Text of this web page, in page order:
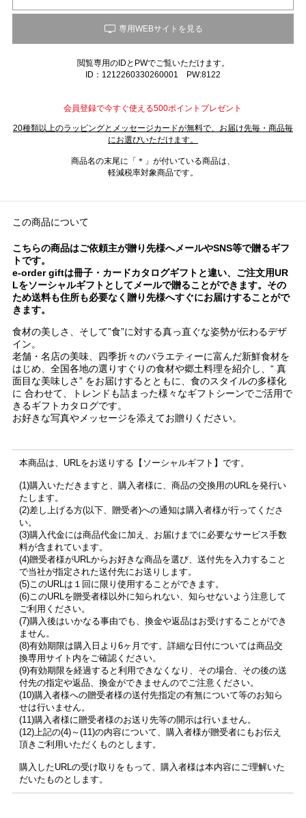
閲覧専用のIDとPWでご覧いただけます。
ID：1212260330260001 PW:8122
会員登録で今すぐ使える500ポイントプレゼント
20種類以上のラッピングとメッセージカードが無料で、お届け先毎・商品毎
にお選びいただけます。
商品名の末尾に「＊」が付いている商品は、
軽減税率対象商品です。
この商品について
こちらの商品はご依頼主が贈り先様へメールやSNS等で贈るギフ
トです。
e-order giftは冊子・カードカタログギフトと違い、ご注文用UR
Lをソーシャルギフトとしてメールで贈ることができます。その
ため送料も住所も必要なく贈り先様へすぐにお届けすることがで
きます。
食材の美しさ、そして”食”に対する真っ直ぐな姿勢が伝わるデザ
イン。
老舗・名店の美味、四季折々のバラエティーに富んだ新鮮食材を
はじめ、全国各地の選りすぐりの食材や郷土料理を紹介し、“ 真
面目な美味しさ” をお届けするとともに、食のスタイルの多様化
に 合わせて、トレンドも詰まった様々なギフトシーンでご活用で
きるギフトカタログです。
お好きな写真やメッセージを添えてお贈りください。
本商品は、URLをお送りする【ソーシャルギフト】です。
(1)購入いただきますと、購入者様に、商品の交換用のURLを発行い
たします。
(2)差し上げる方(以下、贈受者)への通知は購入者様が行ってくださ
い。
(3)購入代金には商品代金に加え、お届けまでに必要なサービス手数
料が含まれています。
(4)贈受者様がURLからお好きな商品を選び、送付先を入力すること
で当社が指定された送付先にお送りします。
(5)このURLは１回に限り使用することができます。
(6)このURLを贈受者様以外に知られない、知らせないよう注意して
ご利用ください。
(7)購入後はいかなる事由でも、換金や返品はお受けすることができ
ません。
(8)有効期限は購入日より6ヶ月です。詳細な日付については商品交
換専用サイト内をご確認ください。
(9)有効期限を経過すると利用できなくなり、その場合、その後の送
付先の指定や返品、換金ができませんのでご注意ください。
(10)購入者様への贈受者様の送付先指定の有無について等のお知ら
せは行いません。
(11)購入者様に贈受者様のお送り先等の開示は行いません。
(12)上記の(4)～(11)の内容について、購入者様が贈受者にもお伝え
頂きご利用いただくものとします。
購入したURLの受け取りをもって、購入者様は本内容にご理解いた
だいたものとします。